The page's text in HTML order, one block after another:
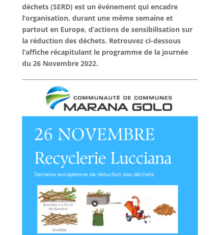
déchets (SERD) est un événement qui encadre
l’organisation, durant une même semaine et
partout en Europe, d’actions de sensibilisation sur
la réduction des déchets. Retrouvez ci-dessous
l’affiche récapitulant le programme de la journée
du 26 Novembre 2022.